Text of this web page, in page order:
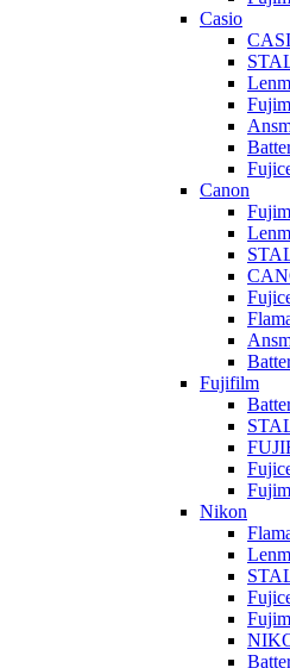
Casio
Canon
Fujifilm
Nikon